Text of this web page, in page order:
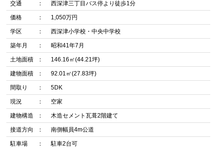
交通 西深津三丁目バス停より徒歩1分
価格 1,050万円
学区 西深津小学校・中央中学校
築年月 昭和41年7月
土地面積 146.16㎡(44.21坪)
建物面積 92.01㎡(27.83坪)
間取り 5DK
現況 空家
建物構造 木造セメント瓦葺2階建て
接道方向 南側幅員4m公道
駐車場 駐車2台可